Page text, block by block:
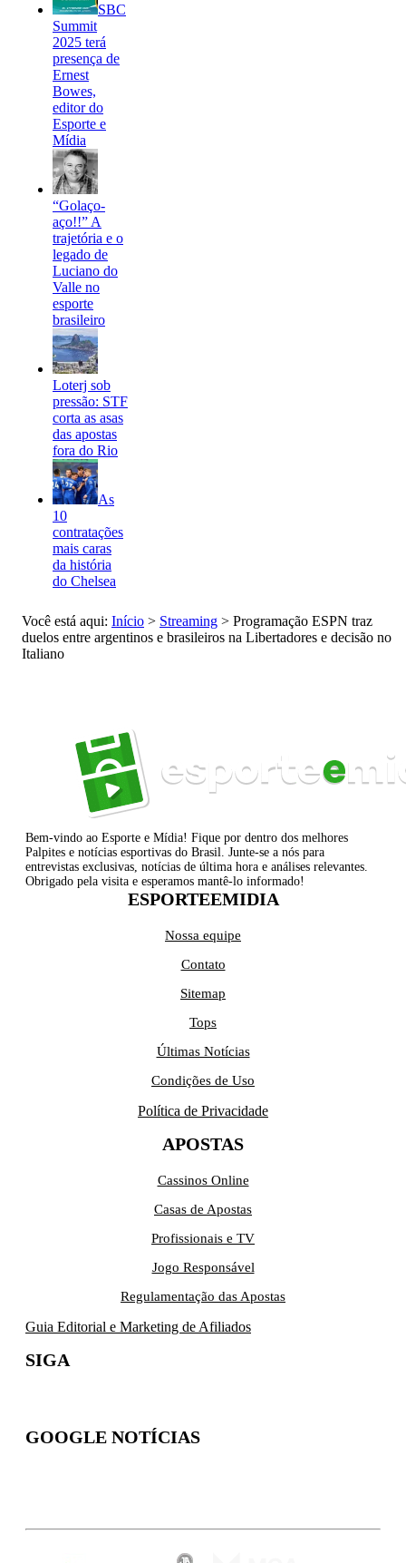
SBC
Summit
2025 terá
presença de
Ernest
Bowes,
editor do
Esporte e
Mídia
“Golaço-
aço!!” A
trajetória e o
legado de
Luciano do
Valle no
esporte
brasileiro
Loterj sob
pressão: STF
corta as asas
das apostas
fora do Rio
As
10
contratações
mais caras
da história
do Chelsea
Você está aqui: Início > Streaming > Programação ESPN traz
duelos entre argentinos e brasileiros na Libertadores e decisão no
Italiano
Bem-vindo ao Esporte e Mídia! Fique por dentro dos melhores
Palpites e notícias esportivas do Brasil. Junte-se a nós para
entrevistas exclusivas, notícias de última hora e análises relevantes.
Obrigado pela visita e esperamos mantê-lo informado!
ESPORTEEMIDIA
Nossa equipe
Contato
Sitemap
Tops
Últimas Notícias
Condições de Uso
Política de Privacidade
APOSTAS
Cassinos Online
Casas de Apostas
Profissionais e TV
Jogo Responsável
Regulamentação das Apostas
Guia Editorial e Marketing de Afiliados
SIGA
GOOGLE NOTÍCIAS